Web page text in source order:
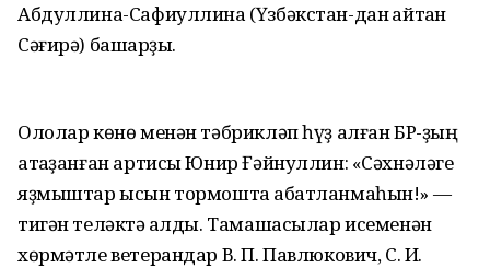
Абдуллина-Сафиуллина (Үзбәкстан-дан ҡайтҡан
Сәғирә) башҡарҙы.
Ололар көнө менән тәбрикләп һүҙ алған БР-ҙың
атҡаҙанған артисы Юнир Ғәйнуллин: «Сәхнәләге
яҙмыштар ысын тормошта ҡабатланмаһын!» —
тигән теләктә ҡалды. Тамашасылар исеменән
хөрмәтле ветерандар В. П. Павлюкович, С. И.